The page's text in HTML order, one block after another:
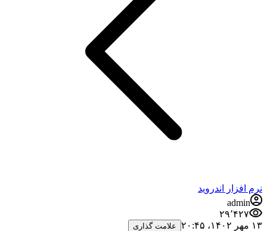
نرم افزار اندروید
admin
۲۹٬۴۲۷
۱۳ مهر ۱۴۰۲،‏ ۲۰:۴۵
علامت گذاری